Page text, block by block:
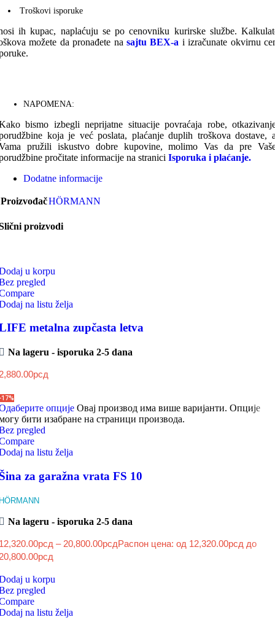
Troškovi isporuke
ih kupac, naplaćuju se po cenovniku kurirske službe.
možete da pronađete na sajtu BEX-a i izračunate okvirnu
NAPOMENA:
bismo izbegli neprijatne situacije povraćaja robe,
koja je već poslata, plaćanje duplih troškova dostave,
pružili iskustvo dobre kupovine, molimo Vas da pre
pročitate informacije na stranici Isporuka i plaćanje.
Dodatne informacije
ProizvođačHÖRMANN
proizvodi
u korpu
pregled
na listu želja
metalna zupčasta letva
Na lageru - isporuka 2-5 dana
рсд
опције Овај производ има више варијанти. Опције
бити изабране на страници производа.
pregled
na listu želja
za garažna vrata FS 10
Na lageru - isporuka 2-5 dana
рсд – 20,800.00рсдРаспон цена: од 12,320.00рсд до
u korpu
pregled
na listu želja